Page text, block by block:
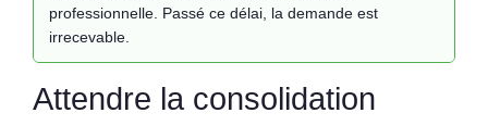
professionnelle. Passé ce délai, la demande est
irrecevable.
Attendre la consolidation